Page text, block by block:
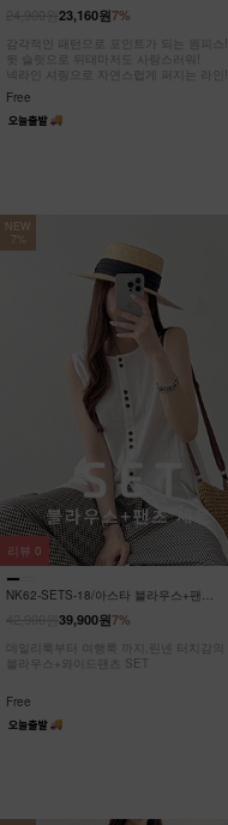
7%
23,160원
감각적인 패턴으로 포인트가 되는 원피스!
뒷 슬릿으로 뒤태마저도 사랑스러워!
넥라인 셔링으로 자연스럽게 퍼지는 라인!
Free
NEW
7%
NK62-SETS-18/아스타 블라우스+팬츠
7%
39,900원
데일리룩부터 여행룩 까지,린넨 터치감의
블라우스+와이드팬츠 SET
Free
리뷰 0